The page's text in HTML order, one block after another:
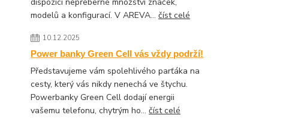
modelů a konfigurací. V AREVA...číst celé
10.12.2025
Power banky Green Cell vás vždy podrží!
Představujeme vám spolehlivého parťáka na
cesty, který vás nikdy nenechá ve štychu.
Powerbanky Green Cell dodají energii
vašemu telefonu, chytrým ho...číst celé